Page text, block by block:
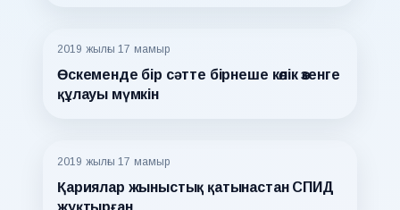
2019 жылғы 17 мамыр
Өскеменде бір сәтте бірнеше көлік өзенге
құлауы мүмкін
2019 жылғы 17 мамыр
Қариялар жыныстық қатынастан СПИД
жұқтырған